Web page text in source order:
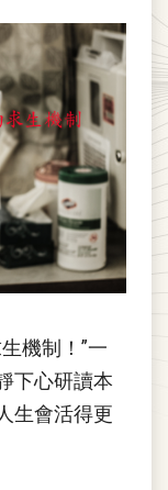
機制！”一
下心研讀本
生會活得更